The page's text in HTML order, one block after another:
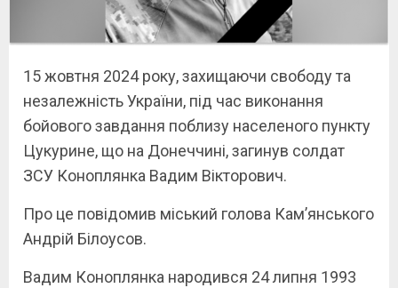
15 жовтня 2024 року, захищаючи свободу та
незалежність України, під час виконання
бойового завдання поблизу населеного пункту
Цукурине, що на Донеччині, загинув солдат
ЗСУ Коноплянка Вадим Вікторович.
Про це повідомив міський голова Камʼянського
Андрій Білоусов.
Вадим Коноплянка народився 24 липня 1993